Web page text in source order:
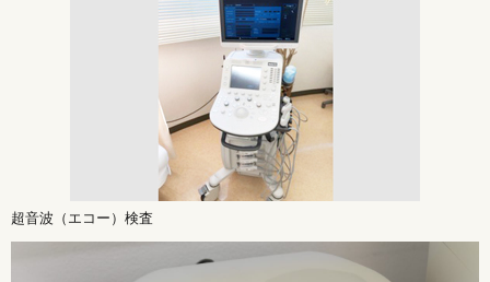
超音波（エコー）検査